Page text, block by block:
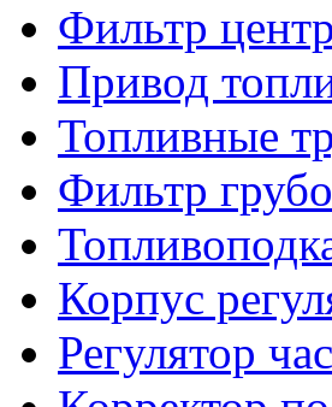
Фильтр
Привод
Топливные
Фильтр
Корпус
Регулятор